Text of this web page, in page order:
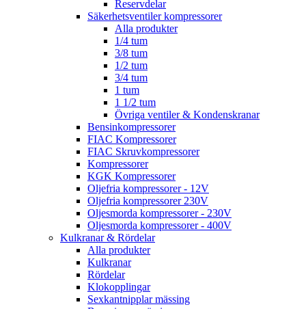
Reservdelar
Säkerhetsventiler kompressorer
Alla produkter
1/4 tum
3/8 tum
1/2 tum
3/4 tum
1 tum
1 1/2 tum
Övriga ventiler & Kondenskranar
Bensinkompressorer
FIAC Kompressorer
FIAC Skruvkompressorer
Kompressorer
KGK Kompressorer
Oljefria kompressorer - 12V
Oljefria kompressorer 230V
Oljesmorda kompressorer - 230V
Oljesmorda kompressorer - 400V
Kulkranar & Rördelar
Alla produkter
Kulkranar
Rördelar
Klokopplingar
Sexkantnipplar mässing